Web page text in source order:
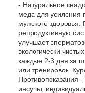
- Натуральное
меда для усиления
мужского
репродуктивную
улучшает
экологически
каждые 2-3 дня за
или тренировок.
Противопоказания
инсульт,